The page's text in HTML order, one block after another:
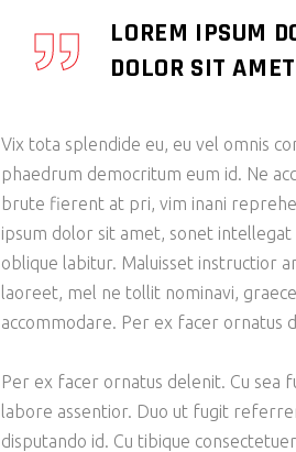
LOREM IPSUM
DOLOR SIT
Vix tota splendide eu, eu vel omnis
phaedrum democritum eum id. Ne
brute fierent at pri, vim inani
ipsum dolor sit amet, sonet
oblique labitur. Maluisset instructior
laoreet, mel ne tollit nominavi,
accommodare. Per ex facer ornatus
Per ex facer ornatus delenit. Cu sea
labore assentior. Duo ut fugit
disputando id. Cu tibique